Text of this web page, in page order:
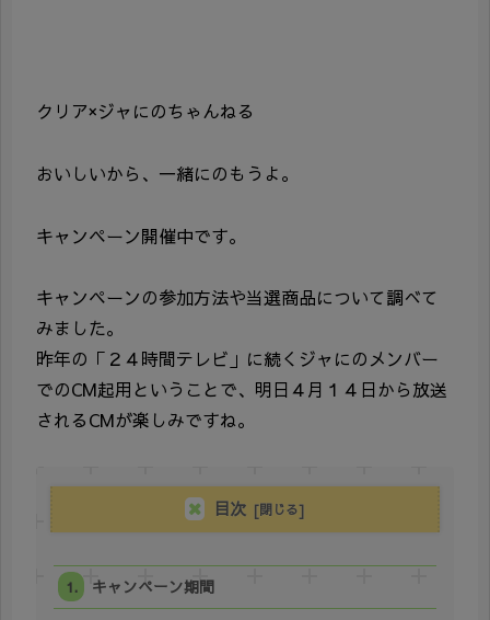
クリア×ジャにのちゃんねる
おいしいから、一緒にのもうよ。
キャンペーン開催中です。
キャンペーンの参加方法や当選商品について調べて
みました。
昨年の「２４時間テレビ」に続くジャにのメンバー
でのCM起用ということで、明日４月１４日から放送
されるCMが楽しみですね。
目次
キャンペーン期間